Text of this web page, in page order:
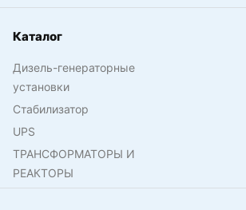
Каталог
Дизель-генераторные
установки
Стабилизатор
UPS
ТРАНСФОРМАТОРЫ И
РЕАКТОРЫ